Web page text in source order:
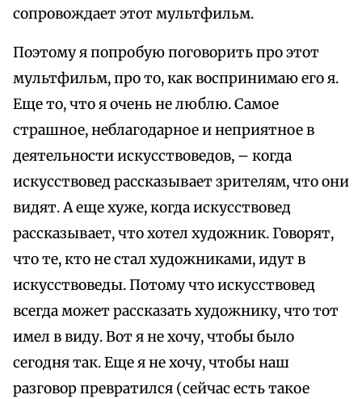
сопровождает этот мультфильм.
Поэтому я попробую поговорить про этот
мультфильм, про то, как воспринимаю его я.
Еще то, что я очень не люблю. Самое
страшное, неблагодарное и неприятное в
деятельности искусствоведов, – когда
искусствовед рассказывает зрителям, что они
видят. А еще хуже, когда искусствовед
рассказывает, что хотел художник. Говорят,
что те, кто не стал художниками, идут в
искусствоведы. Потому что искусствовед
всегда может рассказать художнику, что тот
имел в виду. Вот я не хочу, чтобы было
сегодня так. Еще я не хочу, чтобы наш
разговор превратился (сейчас есть такое